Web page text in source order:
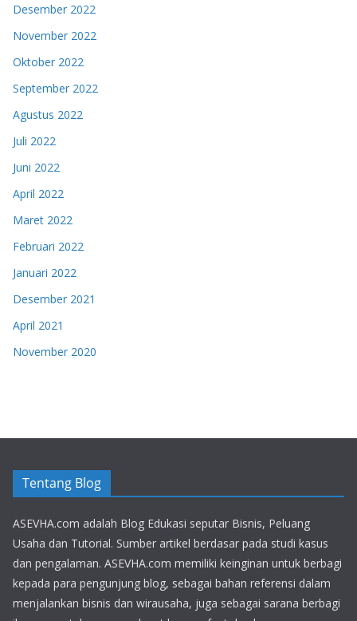
Desember 2022
November 2022
Oktober 2022
September 2022
Agustus 2022
Juli 2022
Juni 2022
April 2022
Maret 2022
Februari 2022
Januari 2022
Desember 2021
April 2021
November 2020
Tentang Blog
ASEVHA.com adalah Blog Edukasi seputar Bisnis, Peluang
Usaha dan Tutorial. Sumber artikel berdasar pada studi kasus
dan pengalaman. ASEVHA.com memiliki keinginan untuk berbagi
kepada para pengunjung blog, sebagai bahan referensi dalam
menjalankan bisnis dan wirausaha, juga sebagai sarana berbagi